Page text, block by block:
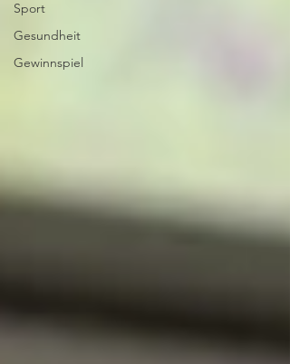
Sport
Gesundheit
Gewinnspiel